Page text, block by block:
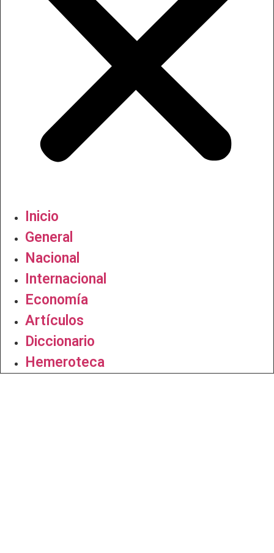
Inicio
General
Nacional
Internacional
Economía
Artículos
Diccionario
Hemeroteca